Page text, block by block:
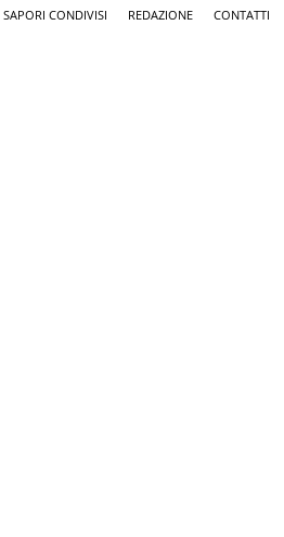
SAPORI CONDIVISI REDAZIONE CONTATTI